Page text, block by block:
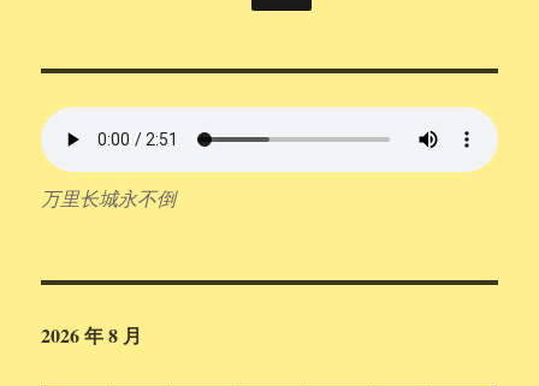
万里长城永不倒
2026 年 8 月